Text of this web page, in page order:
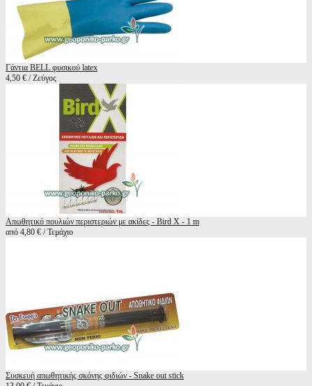
Γάντια BELL φυσικού latex
4,50 € / Ζεύγος
Απωθητικό πουλιών περιστεριών με ακίδες - Bird X - 1 m
από 4,80 € / Τεμάχιο
Συσκευή απωθητικής σκόνης φιδιών - Snake out stick